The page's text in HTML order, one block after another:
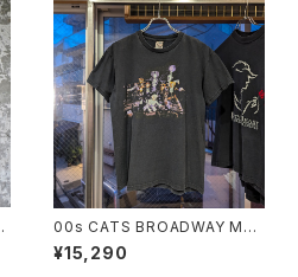
00s CATS BROADWAY MU
SICAL TEE
¥15,290